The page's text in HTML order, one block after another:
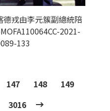
戎由李元簇副總統陪
2021-
133
147 148
149
3016